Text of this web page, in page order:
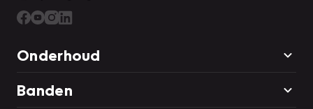
Onderhoud
Banden